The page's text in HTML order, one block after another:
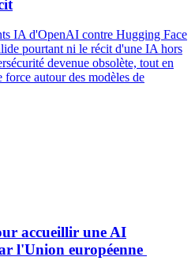
IA d'OpenAI contre Hugging Face
pourtant ni le récit d'une IA hors
devenue obsolète, tout en
autour des modèles de
accueillir une AI
l'Union européenne